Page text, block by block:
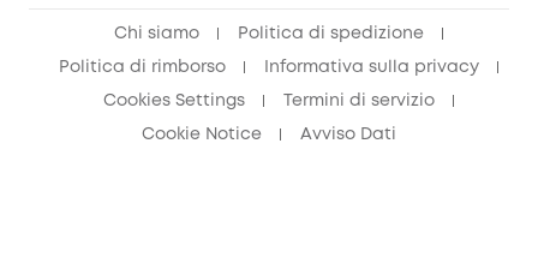
Chi siamo Politica di spedizione
Politica di rimborso Informativa sulla privacy
Cookies Settings Termini di servizio
Cookie Notice Avviso Dati